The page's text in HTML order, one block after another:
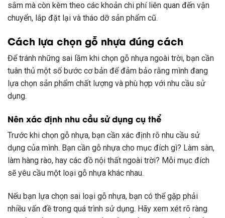
sắm mà còn kèm theo các khoản chi phí liên quan đến vận
chuyển, lắp đặt lại và tháo dỡ sản phẩm cũ.
Cách lựa chọn gỗ nhựa đúng cách
Để tránh những sai lầm khi chọn gỗ nhựa ngoài trời, bạn cần
tuân thủ một số bước cơ bản để đảm bảo rằng mình đang
lựa chọn sản phẩm chất lượng và phù hợp với nhu cầu sử
dụng.
Nên xác định nhu cầu sử dụng cụ thể
Trước khi chọn gỗ nhựa, bạn cần xác định rõ nhu cầu sử
dụng của mình. Bạn cần gỗ nhựa cho mục đích gì? Làm sàn,
làm hàng rào, hay các đồ nội thất ngoài trời? Mỗi mục đích
sẽ yêu cầu một loại gỗ nhựa khác nhau.
Nếu bạn lựa chọn sai loại gỗ nhựa, bạn có thể gặp phải
nhiều vấn đề trong quá trình sử dụng. Hãy xem xét rõ ràng